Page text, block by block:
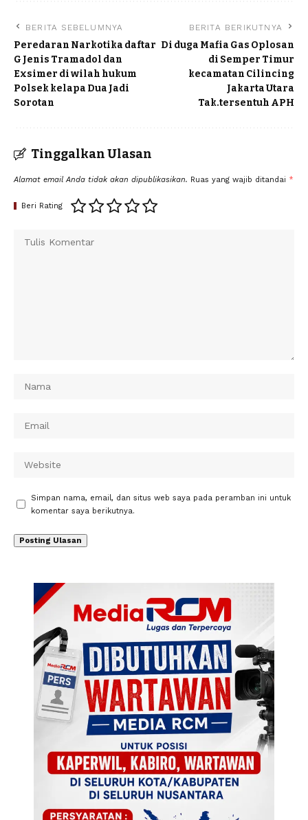
BERITA SEBELUMNYA
Peredaran Narkotika daftar
G Jenis Tramadol dan
Exsimer di wilah hukum
Polsek kelapa Dua Jadi
Sorotan
BERITA BERIKUTNYA
Di duga Mafia Gas Oplosan
di Semper Timur
kecamatan Cilincing
Jakarta Utara
Tak.tersentuh APH
Tinggalkan Ulasan
Alamat email Anda tidak akan dipublikasikan. Ruas yang wajib ditandai *
Beri Rating
Simpan nama, email, dan situs web saya pada peramban ini untuk
komentar saya berikutnya.